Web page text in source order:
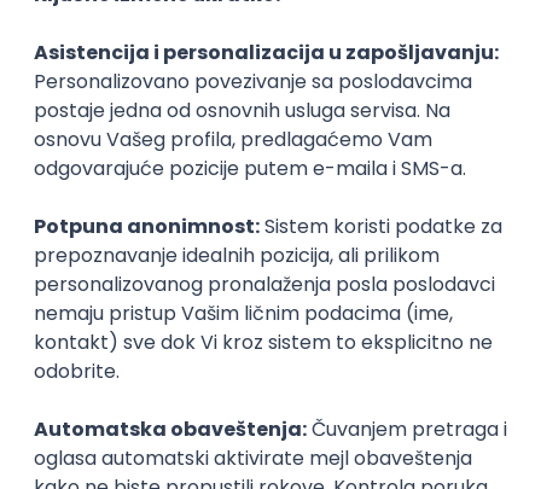
Front End Engineer (Twig/Vue)
Growth Leads
Remote
05.09.2026.
PHP JavaScript CSS HTML Twig
Symfony
Istaknuti poslodavci